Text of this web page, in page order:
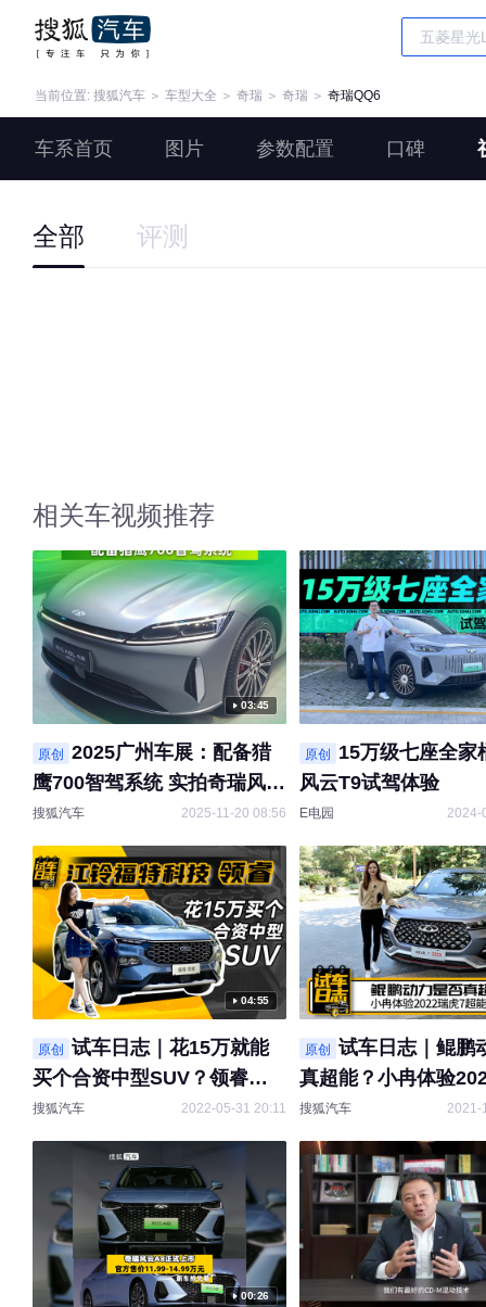
当前位置: 搜狐汽车 ＞ 车型大全 ＞ 奇瑞 ＞ 奇瑞 ＞ 奇瑞QQ6
车系首页 图片 参数配置 口碑
全部 评测
相关车视频推荐
03:45
原创
2025广州车展：配备猎
鹰700智驾系统 实拍奇瑞风云
A9L光辉
搜狐汽车 2025-11-20 08:56
原创
15万级七座全家
风云T9试驾体验
E电园 2024-
04:55
原创
试车日志｜花15万就能
买个合资中型SUV？领睿告
诉你可以！
搜狐汽车 2022-05-31 20:11
原创
试车日志｜鲲鹏
真超能？小冉体验
超能版
搜狐汽车 2021-
00:26